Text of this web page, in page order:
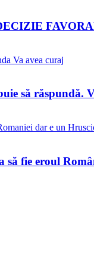
să răspundă.
fie eroul